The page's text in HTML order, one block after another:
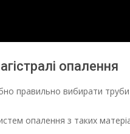
опалення
правильно вибирати труби
опалення з таких